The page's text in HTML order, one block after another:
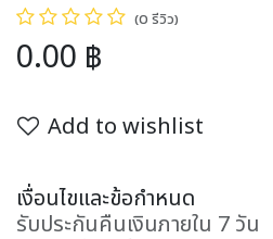
(0 รีวิว)
0.00 ฿
Add to wishlist
เงื่อนไขและข้อกำหนด
รับประกันคืนเงินภายใน 7 วัน